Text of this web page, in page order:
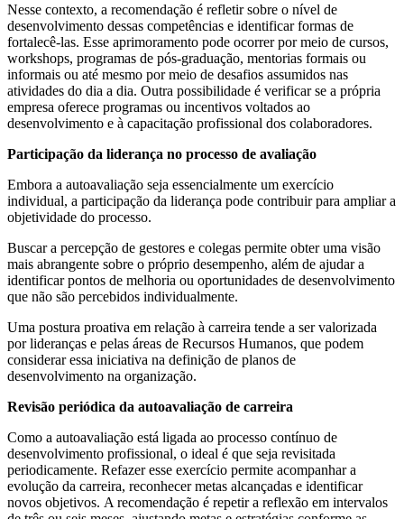
Nesse contexto, a recomendação é refletir sobre o nível de
desenvolvimento dessas competências e identificar formas de
fortalecê-las. Esse aprimoramento pode ocorrer por meio de cursos,
workshops, programas de pós-graduação, mentorias formais ou
informais ou até mesmo por meio de desafios assumidos nas
atividades do dia a dia. Outra possibilidade é verificar se a própria
empresa oferece programas ou incentivos voltados ao
desenvolvimento e à capacitação profissional dos colaboradores.
Participação da liderança no processo de avaliação
Embora a autoavaliação seja essencialmente um exercício
individual, a participação da liderança pode contribuir para ampliar a
objetividade do processo.
Buscar a percepção de gestores e colegas permite obter uma visão
mais abrangente sobre o próprio desempenho, além de ajudar a
identificar pontos de melhoria ou oportunidades de desenvolvimento
que não são percebidos individualmente.
Uma postura proativa em relação à carreira tende a ser valorizada
por lideranças e pelas áreas de Recursos Humanos, que podem
considerar essa iniciativa na definição de planos de
desenvolvimento na organização.
Revisão periódica da autoavaliação de carreira
Como a autoavaliação está ligada ao processo contínuo de
desenvolvimento profissional, o ideal é que seja revisitada
periodicamente. Refazer esse exercício permite acompanhar a
evolução da carreira, reconhecer metas alcançadas e identificar
novos objetivos. A recomendação é repetir a reflexão em intervalos